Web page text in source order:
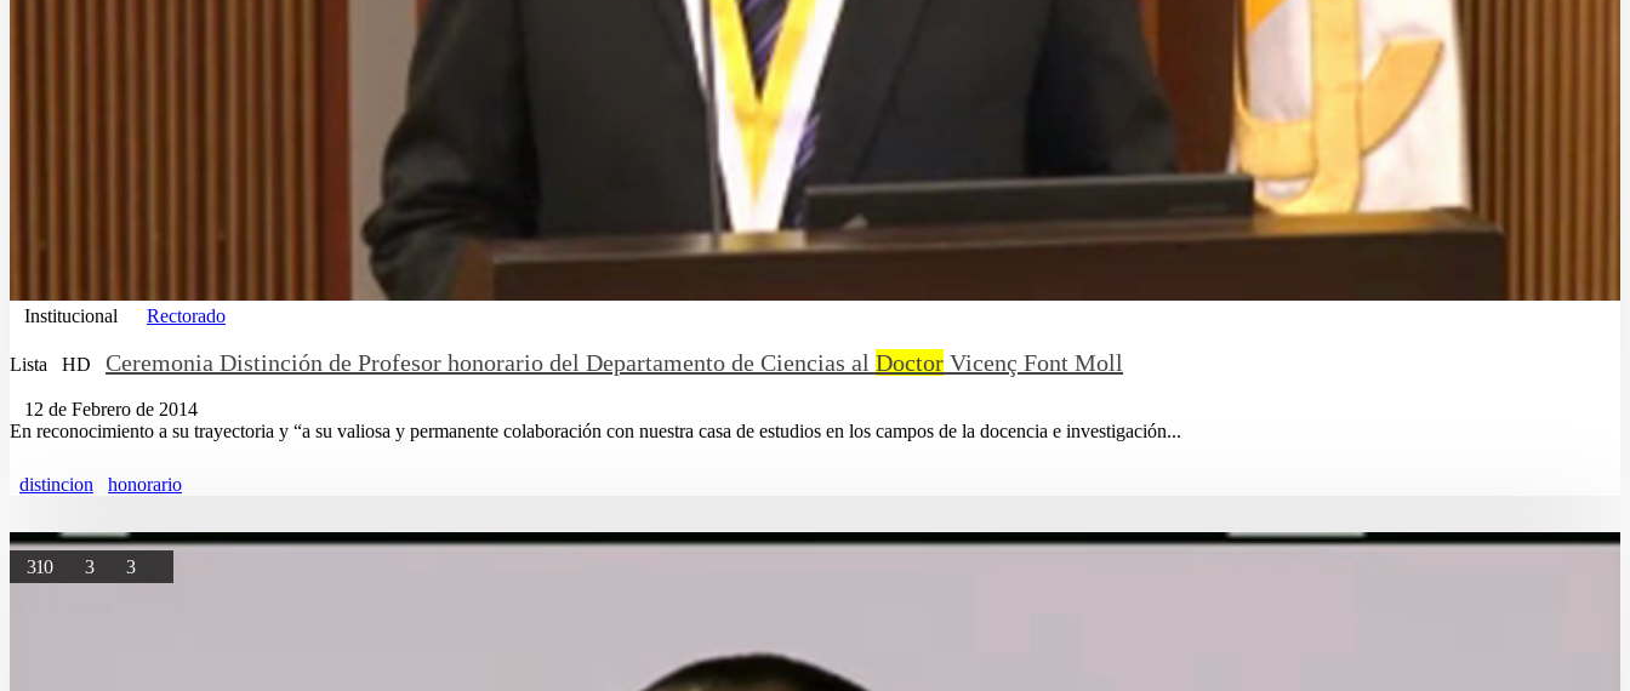
Institucional Rectorado
Lista HD Ceremonia Distinción de Profesor honorario del Departamento de Ciencias al Doctor Vicenç Font Moll
12 de Febrero de 2014
En reconocimiento a su trayectoria y “a su valiosa y permanente colaboración con nuestra casa de estudios en los campos de la docencia e investigación...
distincion honorario
310 3 3